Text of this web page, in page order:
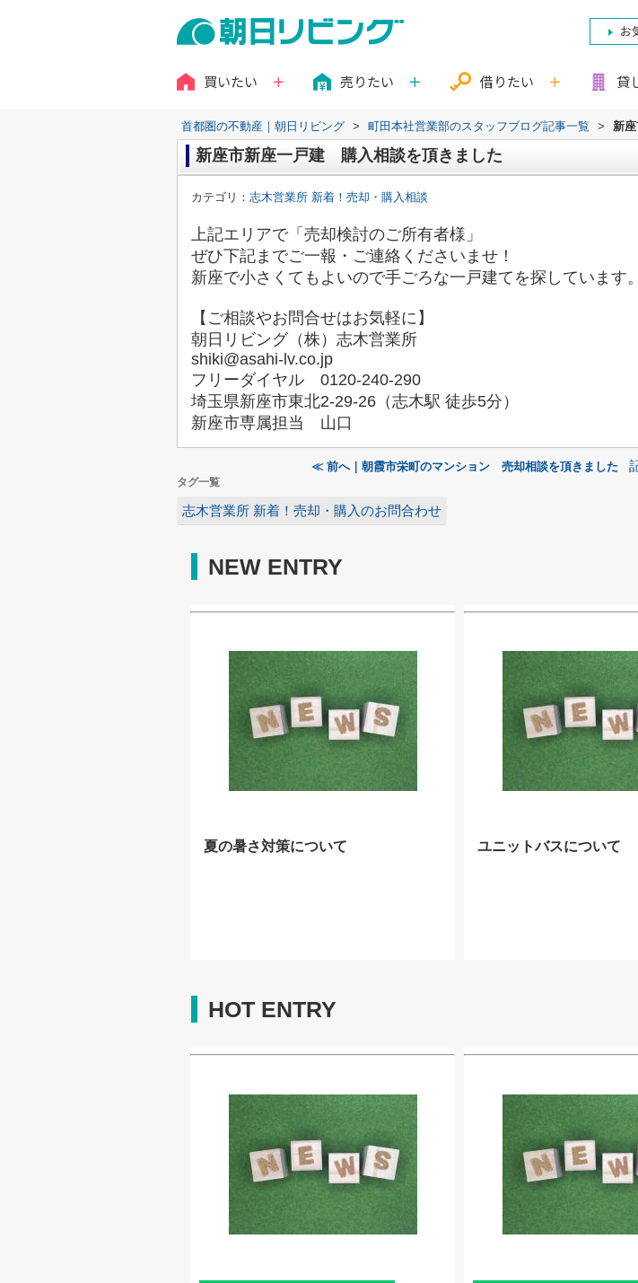
お
買いたい 売りたい 借りたい 貸
首都圏の不動産｜朝日リビング > 町田本社営業部のスタッフブログ記事一覧 > 新
新座市新座一戸建 購入相談を頂きました
カテゴリ： 志木営業所 新着！売却・購入相談
上記エリアで「売却検討のご所有者様」
ぜひ下記までご一報・ご連絡くださいませ！
新座で小さくてもよいので手ごろな一戸建てを探しています。
【ご相談やお問合せはお気軽に】
朝日リビング（株）志木営業所
shiki@asahi-lv.co.jp
フリーダイヤル 0120-240-290
埼玉県新座市東北2-29-26（志木駅 徒歩5分）
新座市専属担当 山口
≪ 前へ｜朝霞市栄町のマンション 売却相談を頂きました
タグ一覧
志木営業所 新着！売却・購入のお問合わせ
NEW ENTRY
夏の暑さ対策について ユニットバスについて
HOT ENTRY